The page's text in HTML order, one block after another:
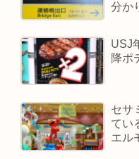
分か
USJ
降ポ
セサ
てい
エル